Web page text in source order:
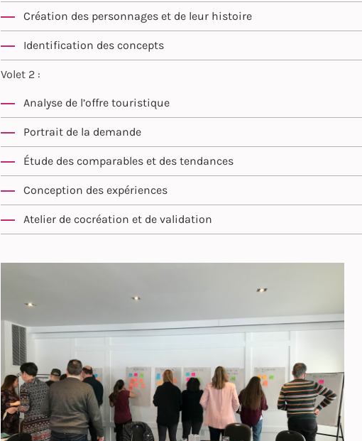
Création des personnages et de leur histoire
Identification des concepts
Volet 2 :
Analyse de l’offre touristique
Portrait de la demande
Étude des comparables et des tendances
Conception des expériences
Atelier de cocréation et de validation